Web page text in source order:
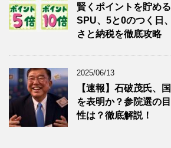
賢くポイントを貯め
SPU、5と0のつく日
さと納税を徹底攻略
2025/06/13
【速報】石破茂氏、
を表明か？参院選の
性は？徹底解説！